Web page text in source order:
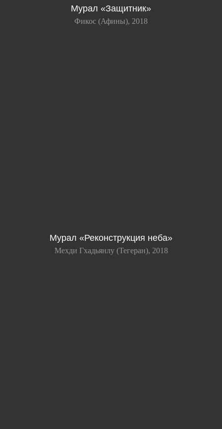
Мурал «Защитник»
Фикос (Афины), 2018
Мурал «Реконструкция неба»
Мехди Гхадьянлу (Тегеран), 2018